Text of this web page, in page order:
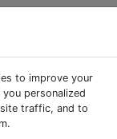
Account
to improve your
personalized
traffic, and to